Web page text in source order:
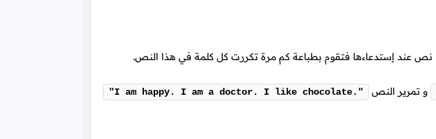
نص عند إستدعاءها فتقوم بطباعة كم مرة تكررت كل كلمة في هذا النص.
و تمرير النص "I am happy. I am a doctor. I like chocolate."